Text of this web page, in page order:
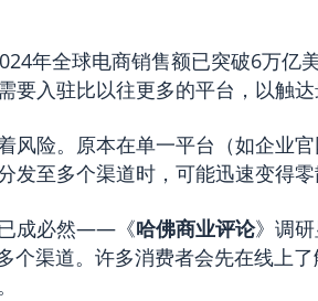
年全球电商销售额已突破6万亿
要入驻比以往更多的平台，以触达
风险。原本在单一平台（如企业官
发至多个渠道时，可能迅速变得零
成必然——《哈佛商业评论》调
个渠道。许多消费者会先在线上